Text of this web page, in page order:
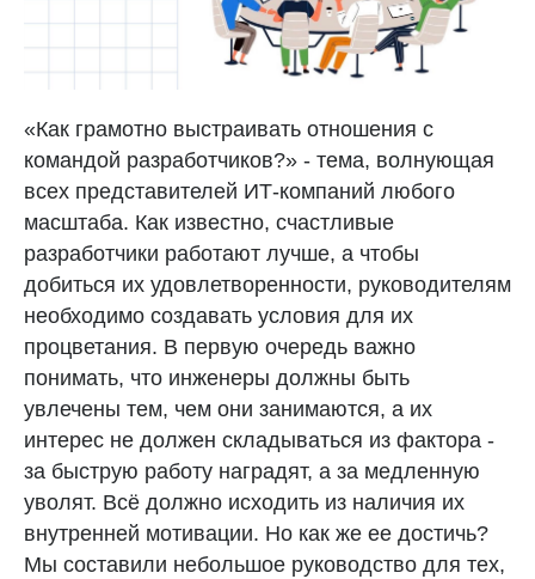
«Как грамотно выстраивать отношения с
командой разработчиков?» - тема, волнующая
всех представителей ИТ-компаний любого
масштаба. Как известно, счастливые
разработчики работают лучше, а чтобы
добиться их удовлетворенности, руководителям
необходимо создавать условия для их
процветания. В первую очередь важно
понимать, что инженеры должны быть
увлечены тем, чем они занимаются, а их
интерес не должен складываться из фактора -
за быструю работу наградят, а за медленную
уволят. Всё должно исходить из наличия их
внутренней мотивации. Но как же ее достичь?
Мы составили небольшое руководство для тех,